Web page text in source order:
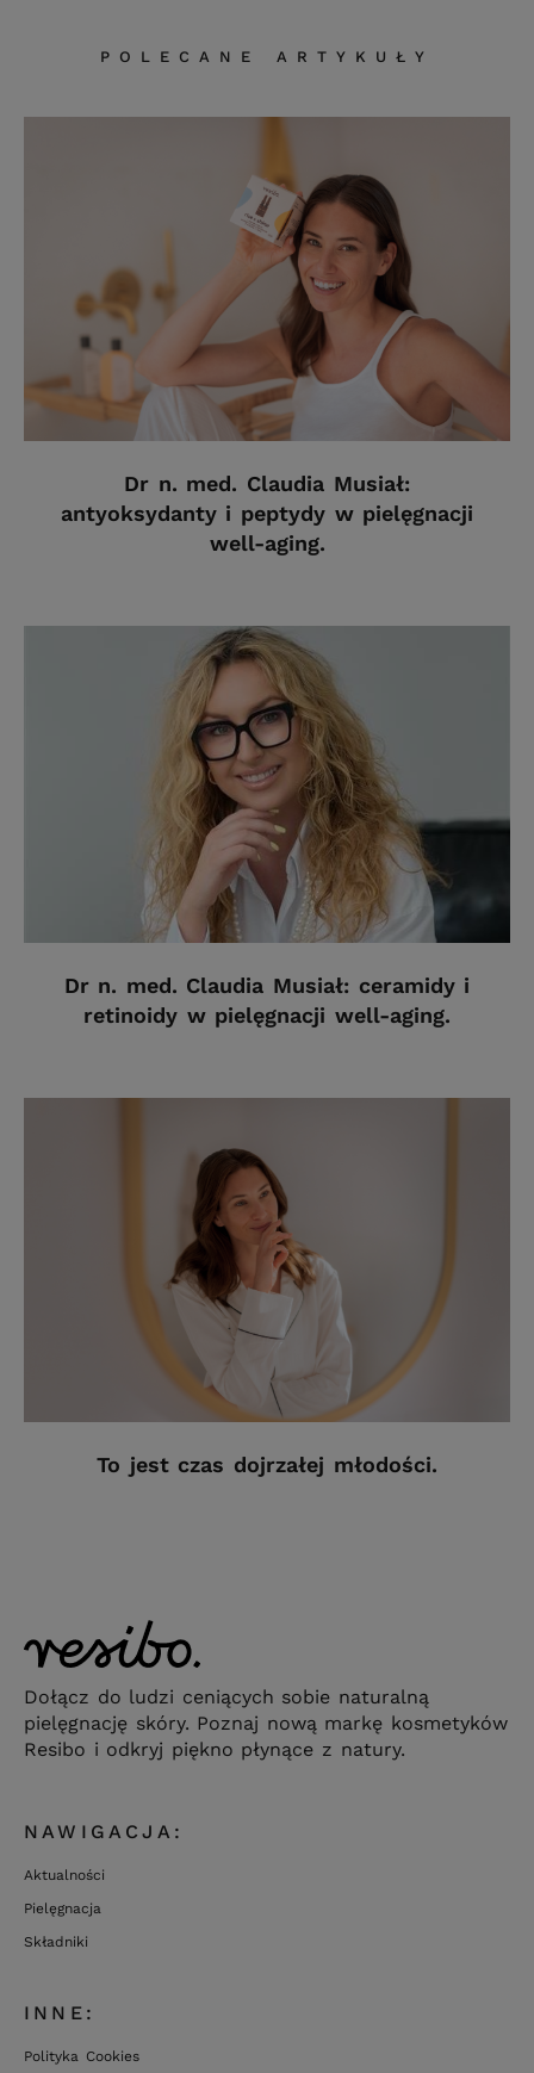
POLECANE ARTYKUŁY
Dr n. med. Claudia Musiał:
antyoksydanty i peptydy w pielęgnacji
well-aging.
Dr n. med. Claudia Musiał: ceramidy i
retinoidy w pielęgnacji well-aging.
To jest czas dojrzałej młodości.
Dołącz do ludzi ceniących sobie naturalną
pielęgnację skóry. Poznaj nową markę kosmetyków
Resibo i odkryj piękno płynące z natury.
NAWIGACJA:
Aktualności
Pielęgnacja
Składniki
INNE:
Polityka Cookies